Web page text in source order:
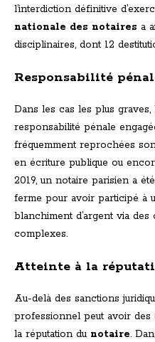
l’interdiction définitive
nationale des notaires a
disciplinaires, dont 12
Responsabilité
Dans les cas les plus graves,
responsabilité pénale
fréquemment reprochées
en écriture publique ou
2019, un notaire parisien a
ferme pour avoir participé à
blanchiment d’argent via
complexes.
Atteinte à la
Au-delà des sanctions
professionnel peut avoir des
la réputation du notaire.